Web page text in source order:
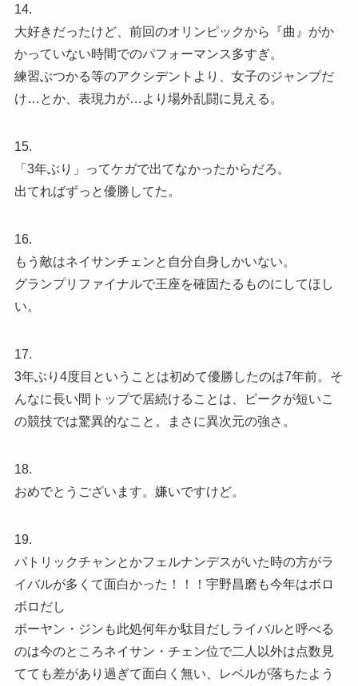
14.
大好きだったけど、前回のオリンピックから『曲』がか
かっていない時間でのパフォーマンス多すぎ。
練習ぶつかる等のアクシデントより、女子のジャンプだ
け…とか、表現力が…より場外乱闘に見える。
15.
「3年ぶり」ってケガで出てなかったからだろ。
出てればずっと優勝してた。
16.
もう敵はネイサンチェンと自分自身しかいない。
グランプリファイナルで王座を確固たるものにしてほし
い。
17.
3年ぶり4度目ということは初めて優勝したのは7年前。そ
んなに長い間トップで居続けることは、ピークが短いこ
の競技では驚異的なこと。まさに異次元の強さ。
18.
おめでとうございます。嫌いですけど。
19.
パトリックチャンとかフェルナンデスがいた時の方がラ
イバルが多くて面白かった！！！宇野昌磨も今年はボロ
ボロだし
ボーヤン・ジンも此処何年か駄目だしライバルと呼べる
のは今のところネイサン・チェン位で二人以外は点数見
てても差があり過ぎて面白く無い、レベルが落ちたよう